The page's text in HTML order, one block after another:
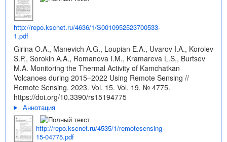
http://repo.kscnet.ru/4636/1/S0010952523700533-
1.pdf
Girina O.A., Manevich A.G., Loupian E.A., Uvarov I.A., Korolev
S.P., Sorokin A.A., Romanova I.M., Kramareva L.S., Burtsev
M.A. Monitoring the Thermal Activity of Kamchatkan
Volcanoes during 2015–2022 Using Remote Sensing //
Remote Sensing. 2023. Vol. 15. Vol. 19. № 4775.
https://doi.org/10.3390/rs15194775
Аннотация
http://repo.kscnet.ru/4535/1/remotesensing-
15-04775.pdf